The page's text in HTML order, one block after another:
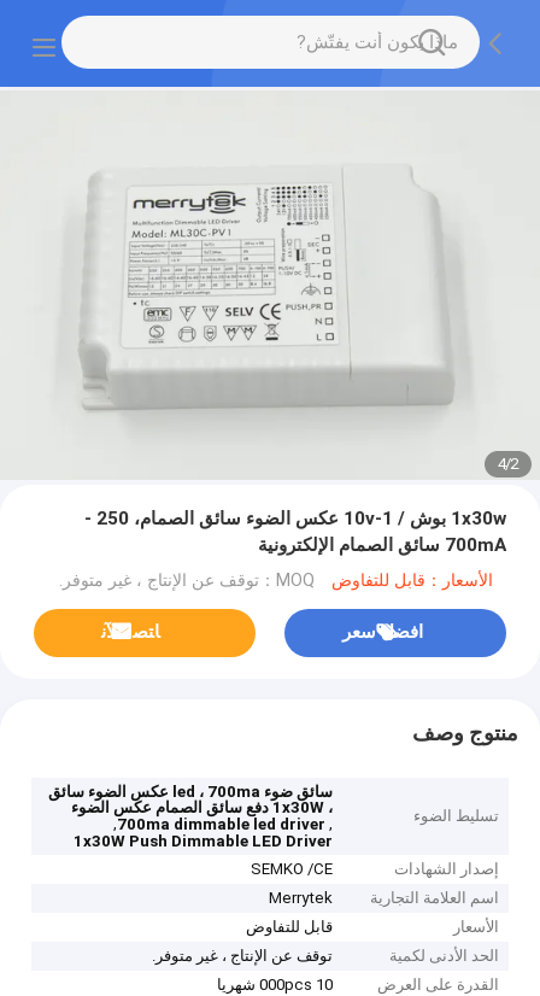
2
/
4
1x30w بوش / 1-10v عكس الضوء سائق الصمام، 250 -
700mA سائق الصمام الإلكترونية
الأسعار：قابل للتفاوض MOQ：توقف عن الإنتاج ، غير متوفر.
افضل سعر ﺎﺘﺼﻟ ﺍﻶﻧ
منتوج وصف
تسليط الضوء
سائق ضوء led ، 700ma عكس الضوء سائق
، 1x30W دفع سائق الصمام عكس الضوء
,
700ma dimmable led driver
,
1x30W Push Dimmable LED Driver
إصدار الشهادات
SEMKO /CE
اسم العلامة التجارية
Merrytek
الأسعار
قابل للتفاوض
الحد الأدنى لكمية
توقف عن الإنتاج ، غير متوفر.
القدرة على العرض
10 000pcs شهريا